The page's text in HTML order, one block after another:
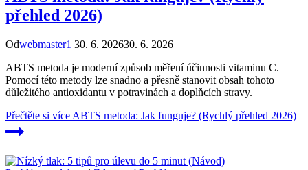
přehled 2026)
Odwebmaster1 30. 6. 202630. 6. 2026
ABTS metoda je moderní způsob měření účinnosti vitaminu C.
Pomocí této metody lze snadno a přesně stanovit obsah tohoto
důležitého antioxidantu v potravinách a doplňcích stravy.
Přečtěte si více ABTS metoda: Jak funguje? (Rychlý přehled 2026)